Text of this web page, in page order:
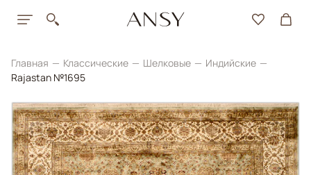
Главная Классические Шелковые
Индийские
Rajastan №1695